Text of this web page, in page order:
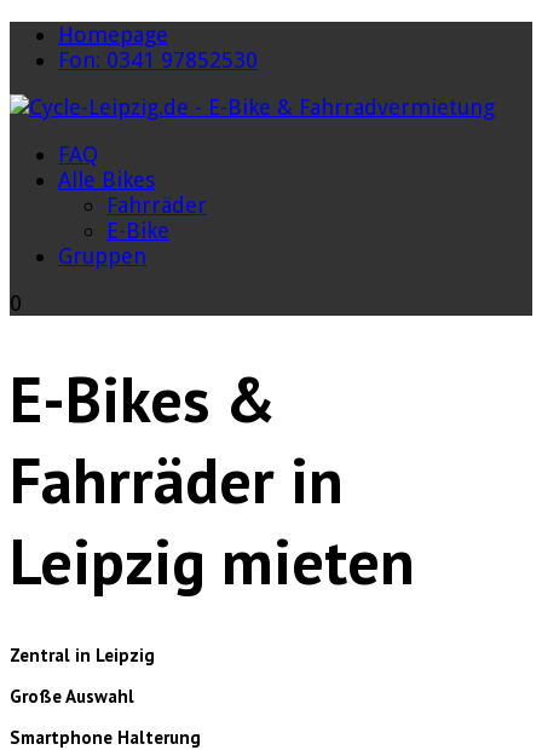
Homepage
Fon: 0341 97852530
FAQ
Alle Bikes
Fahrräder
E-Bike
Gruppen
0
E-Bikes &
Fahrräder in
Leipzig mieten
Zentral in Leipzig
Große Auswahl
Smartphone Halterung